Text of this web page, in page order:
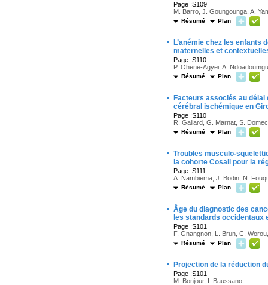
Page :S109
M. Barro, J. Goungounga, A.
Résumé Plan
·
L’anémie chez les
maternelles et
Page :S110
P. Ohene-Agyei, A.
Résumé Plan
·
Facteurs associés au
cérébral ischémique en
Page :S110
R. Gallard, G. Marnat, S.
Résumé Plan
· Troubles musculo-
la cohorte Cosali pour la
Page :S111
A. Nambiema, J. Bodin, N.
Résumé Plan
· Âge du diagnostic des
les standards occidentaux
Page :S101
F. Gnangnon, L. Brun, C.
Résumé Plan
· Projection de la réduction
Page :S101
M. Bonjour, I. Baussano